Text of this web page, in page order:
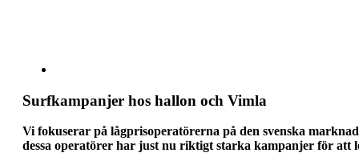
Surfkampanjer hos hallon och Vimla
Vi fokuserar på lågprisoperatörerna på den svenska
dessa operatörer har just nu riktigt starka kampanjer för att